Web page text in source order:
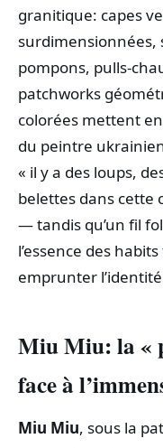
granitique: capes
surdimensionnées,
pompons,
patchworks
colorées mettent
du peintre
« il y a des loups,
belettes dans cette
— tandis qu’un fil
l’essence des
emprunter
Miu Miu: la «
face à
Miu Miu, sous la